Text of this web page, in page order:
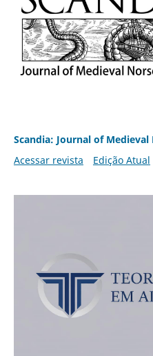
Scandia: Journal of Medieval
Acessar revista
Edição Atual